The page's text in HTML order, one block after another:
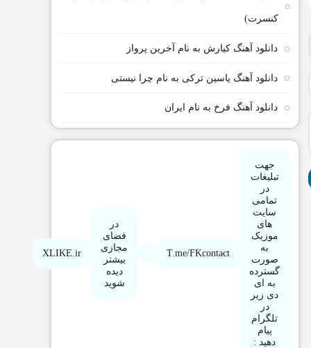
کنسرت)
دانلود آهنگ کیارش به نام آخرین پرواز
دانلود آهنگ یاسین ترکی به نام چرا نیستی
دانلود آهنگ فرخ به نام ایران
جهت
تبلیغات
در
تمامی
سایت
های
موزیک
به
صورت
گسترده
به ای
دی زیر
در
تلگرام
پیام
دهید :
T.me/FKcontact
در
فضای
مجازی
بیشتر
دیده
شوید
XLIKE.ir